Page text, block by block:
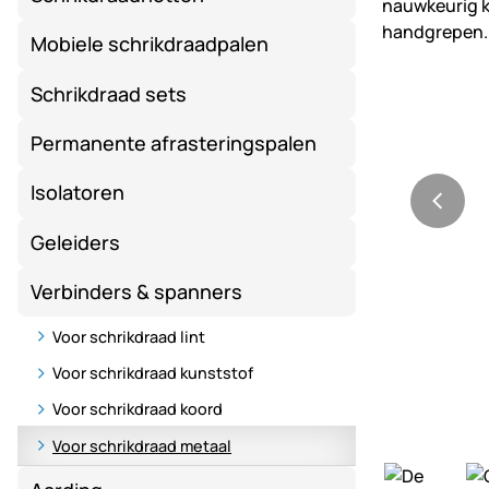
Mobiele schrikdraadpalen
Schrikdraad sets
Permanente afrasteringspalen
Isolatoren
Geleiders
Verbinders & spanners
Voor schrikdraad lint
Voor schrikdraad kunststof
Voor schrikdraad koord
Voor schrikdraad metaal